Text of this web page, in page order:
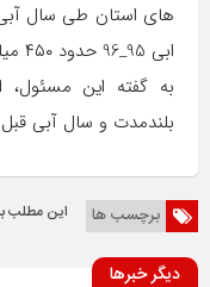
های استان طی سال آبی
ابی 95_96 حدود ۴۵۰ میلی ‌متر بارندگی در استان داشتیم.
به گفته این مسئول،
بلندمدت و سال آبی
برچسب ها این مطلب
دیگر خبرها